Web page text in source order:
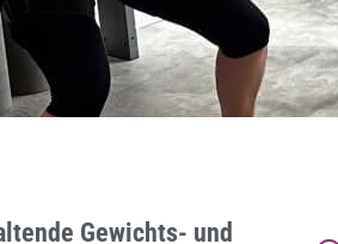
Gewichts- und